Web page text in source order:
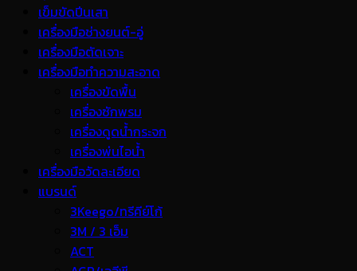
เข็มขัดปีนเสา
เครื่องมือช่างยนต์-อู่
เครื่องมือตัดเจาะ
เครื่องมือทำความสะอาด
เครื่องขัดพื้น
เครื่องซักพรม
เครื่องดูดน้ำกระจก
เครื่องพ่นไอน้ำ
เครื่องมือวัดละเอียด
แบรนด์
3Keego/ทรีคีย์โก้
3M / 3 เอ็ม
ACT